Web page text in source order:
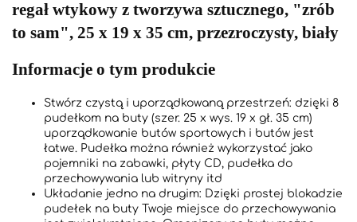
regał wtykowy z tworzywa sztucznego, "zrób
to sam", 25 x 19 x 35 cm, przezroczysty, biały
Informacje o tym produkcie
Stwórz czystą i uporządkowaną przestrzeń: dzięki 8
pudełkom na buty (szer. 25 x wys. 19 x gł. 35 cm)
uporządkowanie butów sportowych i butów jest
łatwe. Pudełka można również wykorzystać jako
pojemniki na zabawki, płyty CD, pudełka do
przechowywania lub witryny itd
Układanie jedno na drugim: Dzięki prostej blokadzie
pudełek na buty Twoje miejsce do przechowywania